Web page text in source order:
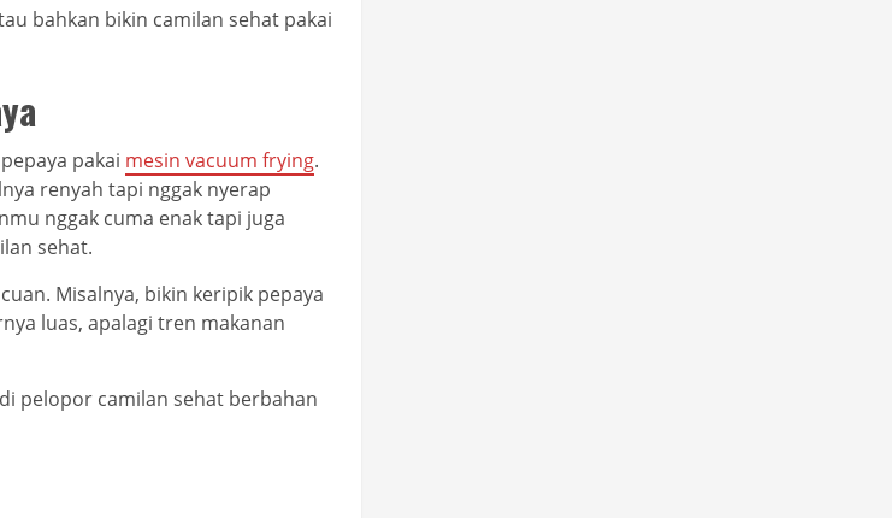
bahkan bikin camilan sehat pakai
pakai mesin vacuum frying.
renyah tapi nggak nyerap
nggak cuma enak tapi juga
sehat.
Misalnya, bikin keripik pepaya
luas, apalagi tren makanan
pelopor camilan sehat berbahan